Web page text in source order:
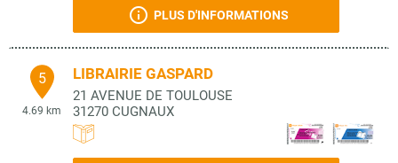
PLUS D'INFORMATIONS
5
4.69 km
LIBRAIRIE GASPARD
21 AVENUE DE TOULOUSE
31270 CUGNAUX